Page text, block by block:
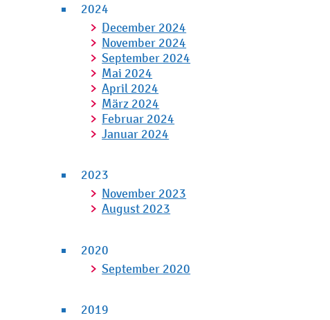
2024
December 2024
November 2024
September 2024
Mai 2024
April 2024
März 2024
Februar 2024
Januar 2024
2023
November 2023
August 2023
2020
September 2020
2019